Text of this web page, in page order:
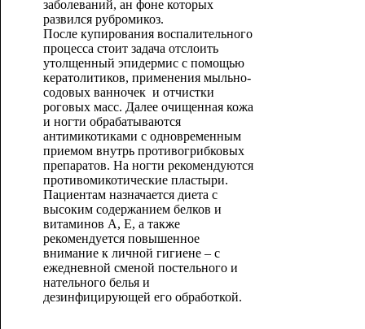
заболеваний, ан фоне которых
развился рубромикоз.
После купирования воспалительного
процесса стоит задача отслоить
утолщенный эпидермис с помощью
кератолитиков, применения мыльно-
содовых ванночек и отчистки
роговых масс. Далее очищенная кожа
и ногти обрабатываются
антимикотиками с одновременным
приемом внутрь противогрибковых
препаратов. На ногти рекомендуются
противомикотические пластыри.
Пациентам назначается диета с
высоким содержанием белков и
витаминов А, Е, а также
рекомендуется повышенное
внимание к личной гигиене – с
ежедневной сменой постельного и
нательного белья и
дезинфицирующей его обработкой.